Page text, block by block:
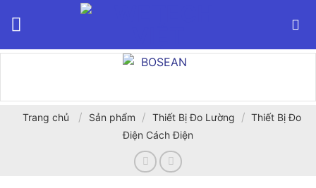
Trang chủ / Sản phẩm / Thiết Bị Đo Lường / Thiết Bị Đo
Điện Cách Điện